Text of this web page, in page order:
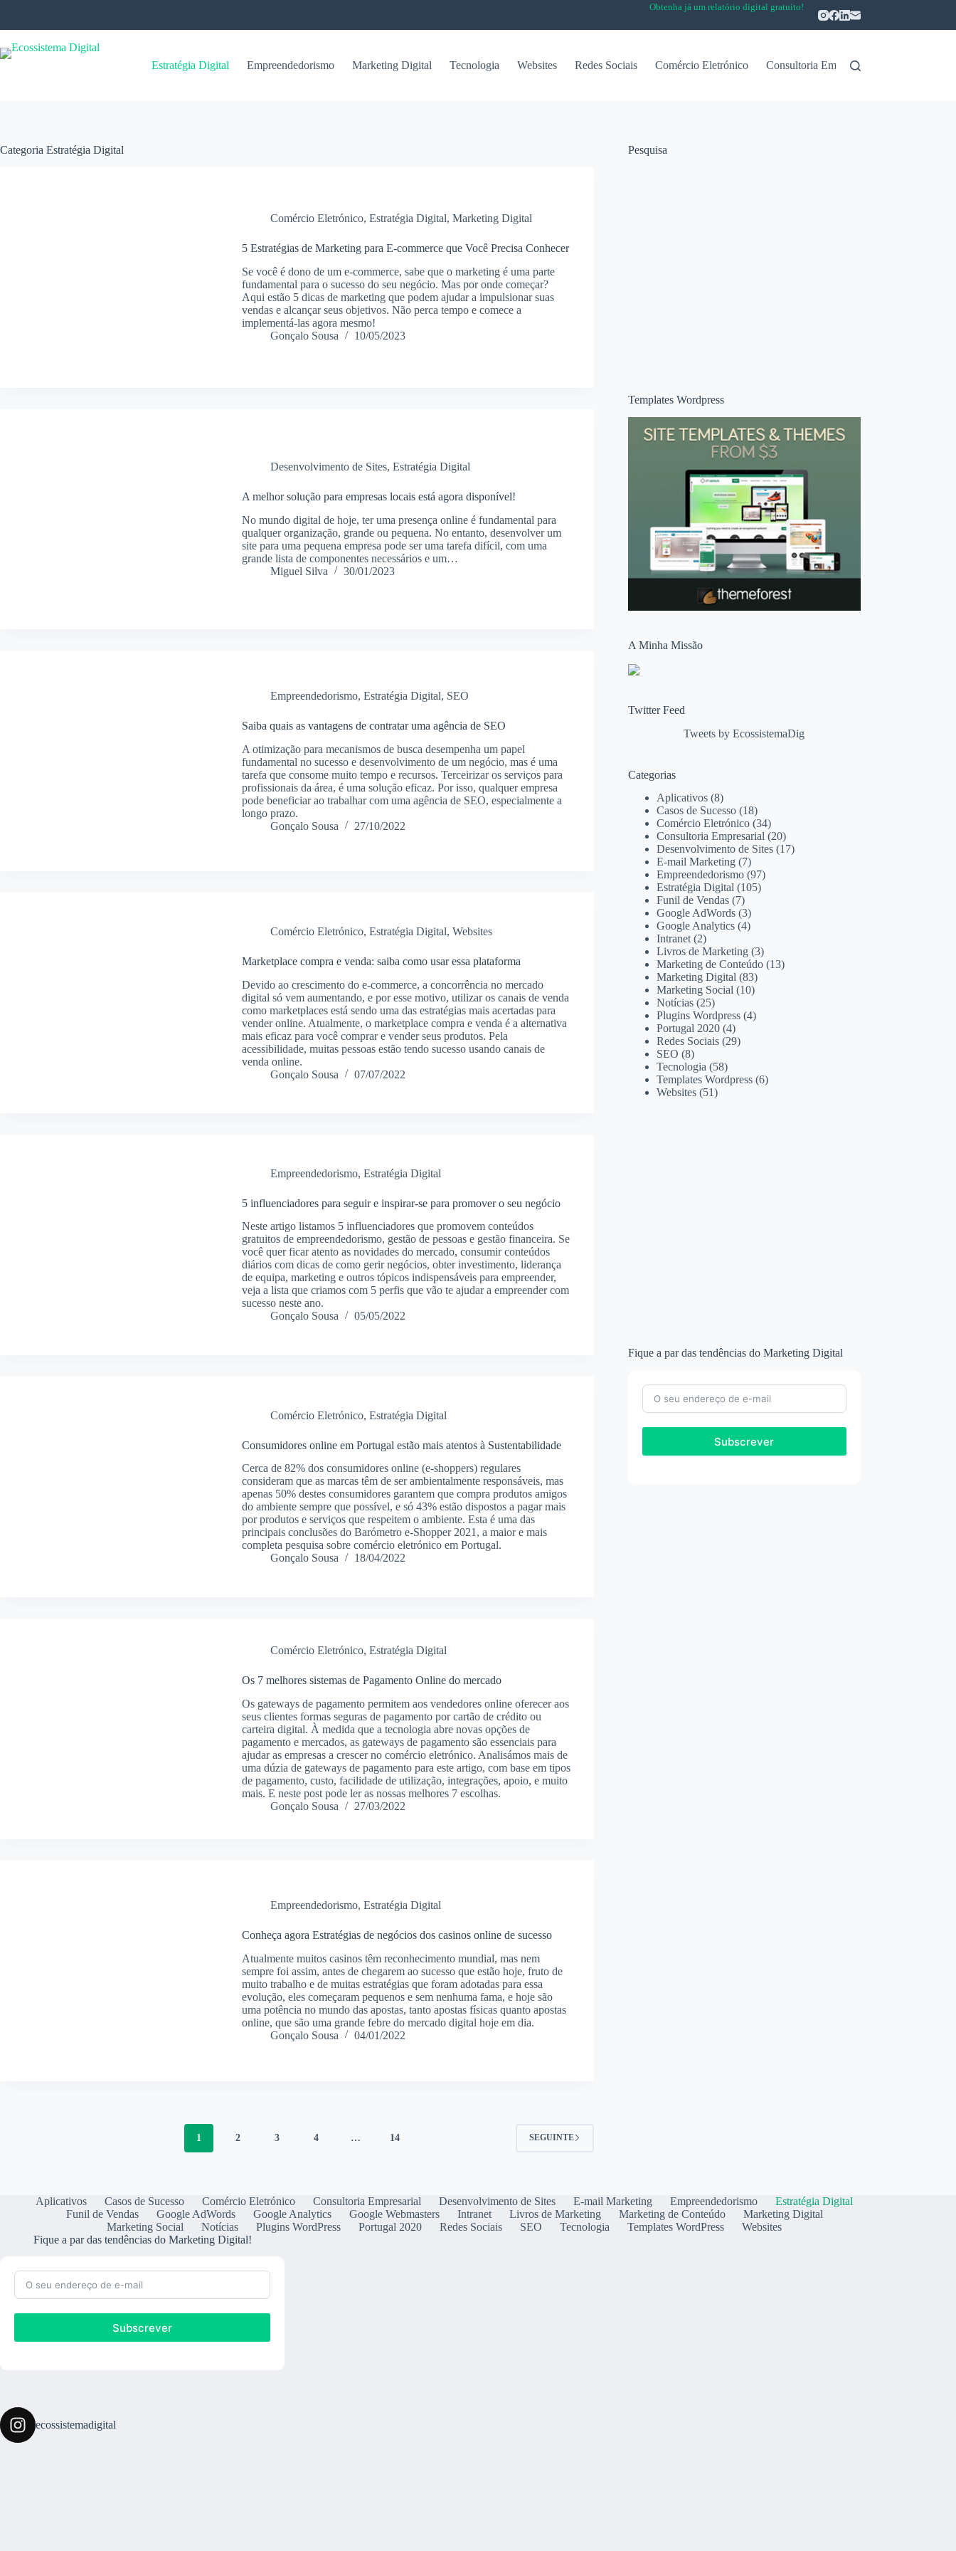
o
conteúdo
Obtenha já um relatório digital gratuito!
Estratégia Digital Empreendedorismo Marketing Digital Tecnologia Websites Redes Sociais Comércio Eletrónico Consultoria Empresarial
Categoria Estratégia Digital
Comércio Eletrónico, Estratégia Digital, Marketing Digital
5 Estratégias de Marketing para E-commerce que Você Precisa Conhecer
Se você é dono de um e-commerce, sabe que o marketing é uma parte
fundamental para o sucesso do seu negócio. Mas por onde começar?
Aqui estão 5 dicas de marketing que podem ajudar a impulsionar suas
vendas e alcançar seus objetivos. Não perca tempo e comece a
implementá-las agora mesmo!
Gonçalo Sousa
10/05/2023
Desenvolvimento de Sites, Estratégia Digital
A melhor solução para empresas locais está agora disponível!
No mundo digital de hoje, ter uma presença online é fundamental para
qualquer organização, grande ou pequena. No entanto, desenvolver um
site para uma pequena empresa pode ser uma tarefa difícil, com uma
grande lista de componentes necessários e um…
Miguel Silva
30/01/2023
Empreendedorismo, Estratégia Digital, SEO
Saiba quais as vantagens de contratar uma agência de SEO
A otimização para mecanismos de busca desempenha um papel
fundamental no sucesso e desenvolvimento de um negócio, mas é uma
tarefa que consome muito tempo e recursos. Terceirizar os serviços para
profissionais da área, é uma solução eficaz. Por isso, qualquer empresa
pode beneficiar ao trabalhar com uma agência de SEO, especialmente a
longo prazo.
Gonçalo Sousa
27/10/2022
Comércio Eletrónico, Estratégia Digital, Websites
Marketplace compra e venda: saiba como usar essa plataforma
Devido ao crescimento do e-commerce, a concorrência no mercado
digital só vem aumentando, e por esse motivo, utilizar os canais de venda
como marketplaces está sendo uma das estratégias mais acertadas para
vender online. Atualmente, o marketplace compra e venda é a alternativa
mais eficaz para você comprar e vender seus produtos. Pela
acessibilidade, muitas pessoas estão tendo sucesso usando canais de
venda online.
Gonçalo Sousa
07/07/2022
Empreendedorismo, Estratégia Digital
5 influenciadores para seguir e inspirar-se para promover o seu negócio
Neste artigo listamos 5 influenciadores que promovem conteúdos
gratuitos de empreendedorismo, gestão de pessoas e gestão financeira. Se
você quer ficar atento as novidades do mercado, consumir conteúdos
diários com dicas de como gerir negócios, obter investimento, liderança
de equipa, marketing e outros tópicos indispensáveis para empreender,
veja a lista que criamos com 5 perfis que vão te ajudar a empreender com
sucesso neste ano.
Gonçalo Sousa
05/05/2022
Comércio Eletrónico, Estratégia Digital
Consumidores online em Portugal estão mais atentos à Sustentabilidade
Cerca de 82% dos consumidores online (e-shoppers) regulares
consideram que as marcas têm de ser ambientalmente responsáveis, mas
apenas 50% destes consumidores garantem que compra produtos amigos
do ambiente sempre que possível, e só 43% estão dispostos a pagar mais
por produtos e serviços que respeitem o ambiente. Esta é uma das
principais conclusões do Barómetro e-Shopper 2021, a maior e mais
completa pesquisa sobre comércio eletrónico em Portugal.
Gonçalo Sousa
18/04/2022
Comércio Eletrónico, Estratégia Digital
Os 7 melhores sistemas de Pagamento Online do mercado
Os gateways de pagamento permitem aos vendedores online oferecer aos
seus clientes formas seguras de pagamento por cartão de crédito ou
carteira digital. À medida que a tecnologia abre novas opções de
pagamento e mercados, as gateways de pagamento são essenciais para
ajudar as empresas a crescer no comércio eletrónico. Analisámos mais de
uma dúzia de gateways de pagamento para este artigo, com base em tipos
de pagamento, custo, facilidade de utilização, integrações, apoio, e muito
mais. E neste post pode ler as nossas melhores 7 escolhas.
Gonçalo Sousa
27/03/2022
Empreendedorismo, Estratégia Digital
Conheça agora Estratégias de negócios dos casinos online de sucesso
Atualmente muitos casinos têm reconhecimento mundial, mas nem
sempre foi assim, antes de chegarem ao sucesso que estão hoje, fruto de
muito trabalho e de muitas estratégias que foram adotadas para essa
evolução, eles começaram pequenos e sem nenhuma fama, e hoje são
uma potência no mundo das apostas, tanto apostas físicas quanto apostas
online, que são uma grande febre do mercado digital hoje em dia.
Gonçalo Sousa
04/01/2022
1 2 3 4 … 14 SEGUINTE
Pesquisa
Templates Wordpress
A Minha Missão
Twitter Feed
Tweets by EcossistemaDig
Categorias
Aplicativos (8)
Casos de Sucesso (18)
Comércio Eletrónico (34)
Consultoria Empresarial (20)
Desenvolvimento de Sites (17)
E-mail Marketing (7)
Empreendedorismo (97)
Estratégia Digital (105)
Funil de Vendas (7)
Google AdWords (3)
Google Analytics (4)
Intranet (2)
Livros de Marketing (3)
Marketing de Conteúdo (13)
Marketing Digital (83)
Marketing Social (10)
Notícias (25)
Plugins Wordpress (4)
Portugal 2020 (4)
Redes Sociais (29)
SEO (8)
Tecnologia (58)
Templates Wordpress (6)
Websites (51)
Fique a par das tendências do Marketing Digital
Subscrever
Aplicativos Casos de Sucesso Comércio Eletrónico Consultoria Empresarial Desenvolvimento de Sites E-mail Marketing Empreendedorismo
Estratégia Digital
Funil de Vendas
Google AdWords Google Analytics Google Webmasters Intranet Livros de Marketing Marketing de Conteúdo
Marketing Digital
Marketing Social
Notícias Plugins WordPress Portugal 2020 Redes Sociais SEO Tecnologia Templates WordPress
Websites
Fique a par das tendências do Marketing Digital!
Subscrever
ecossistemadigital